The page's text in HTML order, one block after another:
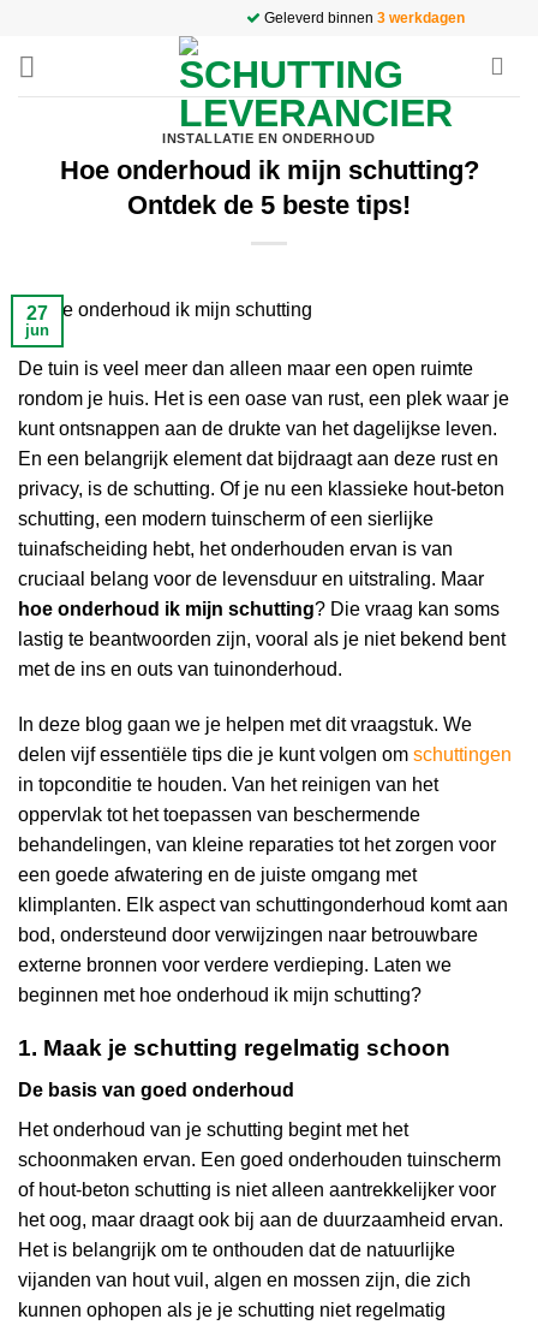
inhoud
Geleverd binnen 3 werkdagen
INSTALLATIE EN ONDERHOUD
Hoe onderhoud ik mijn schutting?
Ontdek de 5 beste tips!
27
jun
De tuin is veel meer dan alleen maar een open ruimte
rondom je huis. Het is een oase van rust, een plek waar je
kunt ontsnappen aan de drukte van het dagelijkse leven.
En een belangrijk element dat bijdraagt aan deze rust en
privacy, is de schutting. Of je nu een klassieke hout-beton
schutting, een modern tuinscherm of een sierlijke
tuinafscheiding hebt, het onderhouden ervan is van
cruciaal belang voor de levensduur en uitstraling. Maar
hoe onderhoud ik mijn schutting? Die vraag kan soms
lastig te beantwoorden zijn, vooral als je niet bekend bent
met de ins en outs van tuinonderhoud.
In deze blog gaan we je helpen met dit vraagstuk. We
delen vijf essentiële tips die je kunt volgen om schuttingen
in topconditie te houden. Van het reinigen van het
oppervlak tot het toepassen van beschermende
behandelingen, van kleine reparaties tot het zorgen voor
een goede afwatering en de juiste omgang met
klimplanten. Elk aspect van schuttingonderhoud komt aan
bod, ondersteund door verwijzingen naar betrouwbare
externe bronnen voor verdere verdieping. Laten we
beginnen met hoe onderhoud ik mijn schutting?
1. Maak je schutting regelmatig schoon
De basis van goed onderhoud
Het onderhoud van je schutting begint met het
schoonmaken ervan. Een goed onderhouden tuinscherm
of hout-beton schutting is niet alleen aantrekkelijker voor
het oog, maar draagt ook bij aan de duurzaamheid ervan.
Het is belangrijk om te onthouden dat de natuurlijke
vijanden van hout vuil, algen en mossen zijn, die zich
kunnen ophopen als je je schutting niet regelmatig